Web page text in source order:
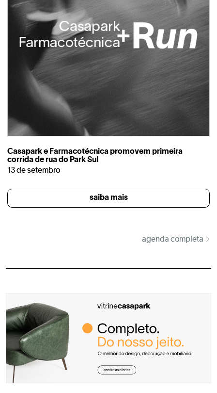
Casapark e Farmacotécnica promovem primeira
corrida de rua do Park Sul
13 de setembro
saiba mais
agenda completa